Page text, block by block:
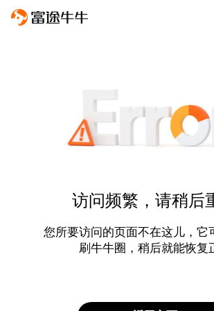
访问频繁，请稍后
您所要访问的页面不在这儿，它
刷牛牛圈，稍后就能恢复